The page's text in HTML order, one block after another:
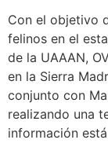
Con el objetivo
felinos en el
de la UAAAN,
en la Sierra
conjunto con
realizando una
información